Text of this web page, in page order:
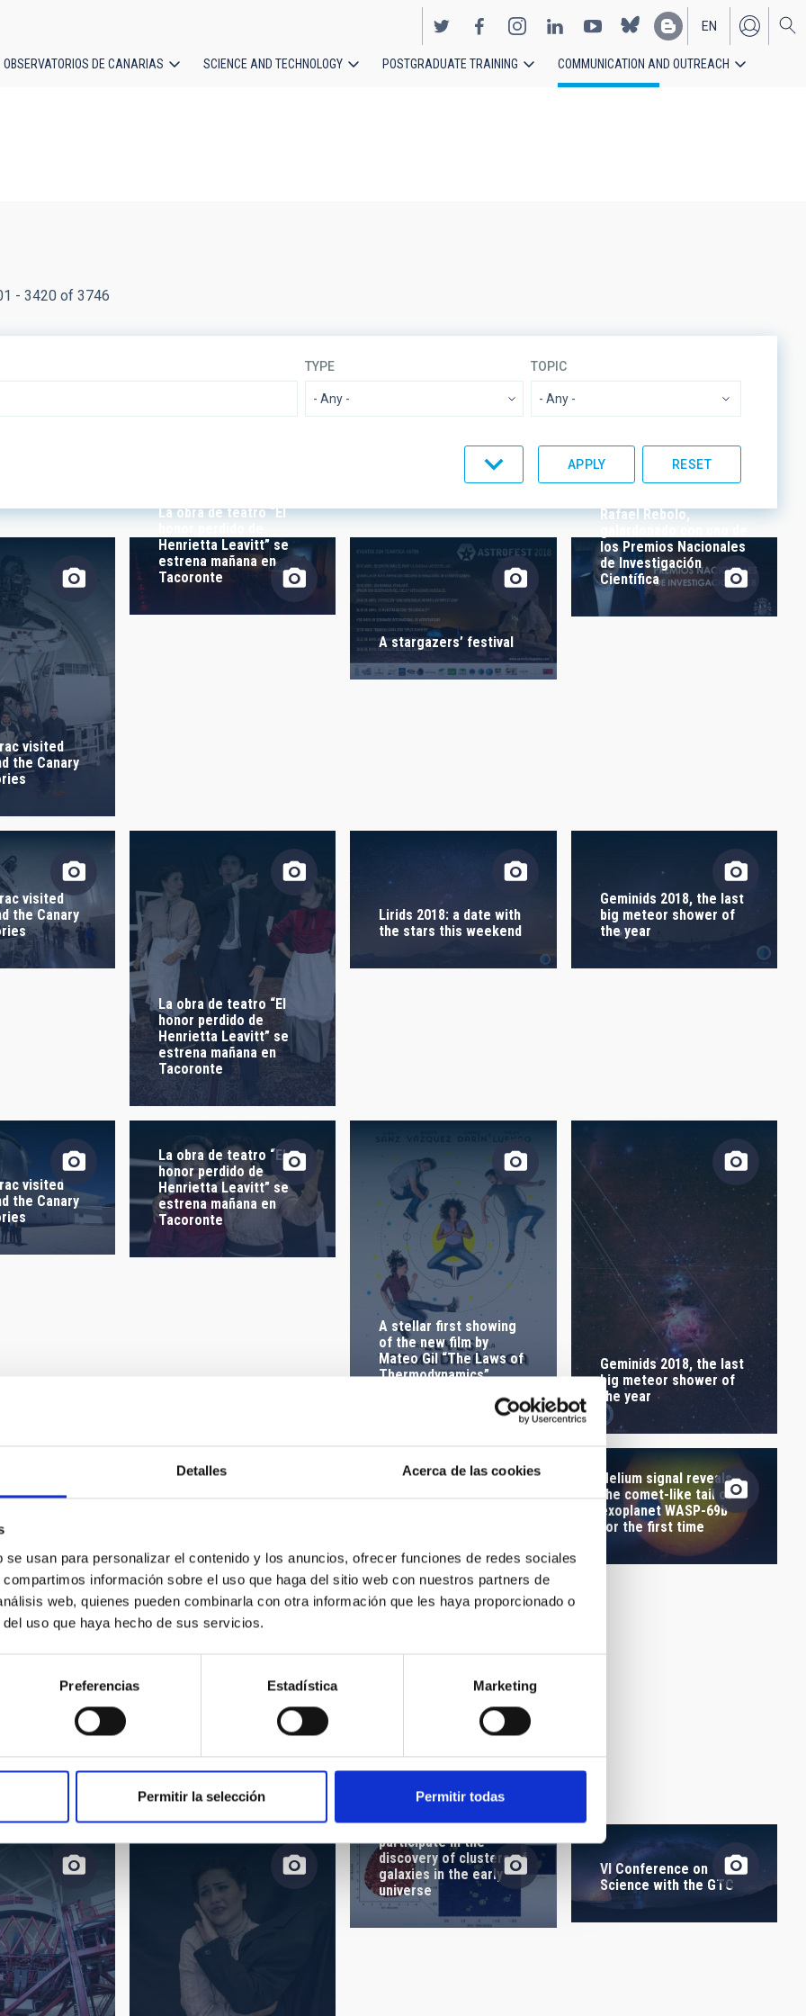
Detalles Acerca de las cookies
usan para personalizar el contenido y los anuncios, ofrecer funciones de redes sociales
información sobre el uso que haga del sitio web con nuestros partners de
web, quienes pueden combinarla con otra información que les haya proporcionado o
uso que haya hecho de sus servicios.
Preferencias Estadística Marketing
Permitir la selección Permitir todas
EN
ES
OBSERVATORIOS DE CANARIAS SCIENCE AND TECHNOLOGY POSTGRADUATE TRAINING COMMUNICATION AND OUTREACH
- 3420 of 3746
TYPE TOPIC
- Any -
visited
the Canary
La obra de teatro “El
Henrietta Leavitt” se
estrena mañana en
Tacoronte
A stargazers’ festival
Rafael Rebolo,
los Premios Nacionales
de Investigación
Científica
visited
the Canary
La obra de teatro “El
honor perdido de
Henrietta Leavitt” se
estrena mañana en
Tacoronte
Lirids 2018: a date with
the stars this weekend
Geminids 2018, the last
big meteor shower of
the year
visited
the Canary
La obra de teatro “El
honor perdido de
Henrietta Leavitt” se
estrena mañana en
Tacoronte
A stellar first showing
of the new film by
Mateo Gil “The Laws of
Thermodynamics”
Geminids 2018, the last
big meteor shower of
the year
the Canary
honor perdido de
The itinerant exhibition
“FEDER looks at the
sky” comes to La Palma
Helium signal reveals
the comet-like tail of
exoplanet WASP-69b
for the first time
Researchers at the IAC
participate in the
discovery of clusters of
galaxies in the early
universe
VI Conference on
Science with the GTC